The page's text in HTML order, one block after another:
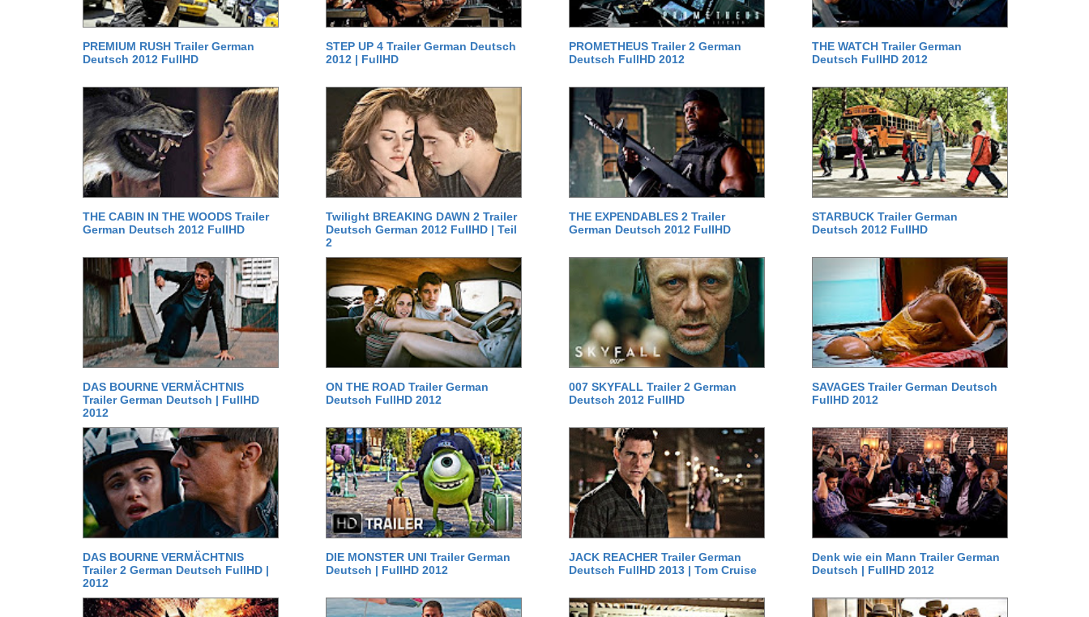
PREMIUM RUSH Trailer German
Deutsch 2012 FullHD
STEP UP 4 Trailer German Deutsch
2012 | FullHD
PROMETHEUS Trailer 2 German
Deutsch FullHD 2012
THE WATCH Trailer German
Deutsch FullHD 2012
THE CABIN IN THE WOODS Trailer
German Deutsch 2012 FullHD
Twilight BREAKING DAWN 2 Trailer
Deutsch German 2012 FullHD | Teil
2
THE EXPENDABLES 2 Trailer
German Deutsch 2012 FullHD
STARBUCK Trailer German
Deutsch 2012 FullHD
DAS BOURNE VERMÄCHTNIS
Trailer German Deutsch | FullHD
2012
ON THE ROAD Trailer German
Deutsch FullHD 2012
007 SKYFALL Trailer 2 German
Deutsch 2012 FullHD
SAVAGES Trailer German Deutsch
FullHD 2012
DAS BOURNE VERMÄCHTNIS
Trailer 2 German Deutsch FullHD |
2012
DIE MONSTER UNI Trailer German
Deutsch | FullHD 2012
JACK REACHER Trailer German
Deutsch FullHD 2013 | Tom Cruise
Denk wie ein Mann Trailer German
Deutsch | FullHD 2012